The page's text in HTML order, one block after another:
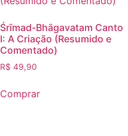
Śrīmad-Bhāgavatam Canto
I: A Criação (Resumido e
Comentado)
R$ 49,90
Comprar